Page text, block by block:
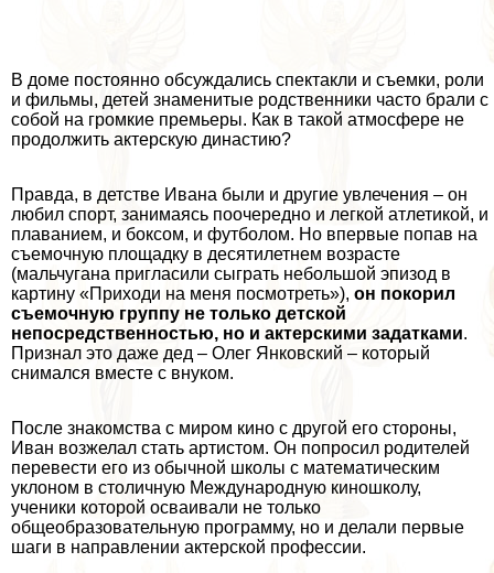
В доме постоянно обсуждались спектакли и съемки, роли
и фильмы, детей знаменитые родственники часто брали с
собой на громкие премьеры. Как в такой атмосфере не
продолжить актерскую династию?
Правда, в детстве Ивана были и другие увлечения – он
любил спорт, занимаясь поочередно и легкой атлетикой, и
плаванием, и боксом, и футболом. Но впервые попав на
съемочную площадку в десятилетнем возрасте
(мальчугана пригласили сыграть небольшой эпизод в
картину «Приходи на меня посмотреть»), он покорил
съемочную группу не только детской
непосредственностью, но и актерскими задатками.
Признал это даже дед – Олег Янковский – который
снимался вместе с внуком.
После знакомства с миром кино с другой его стороны,
Иван возжелал стать артистом. Он попросил родителей
перевести его из обычной школы с математическим
уклоном в столичную Международную киношколу,
ученики которой осваивали не только
общеобразовательную программу, но и делали первые
шаги в направлении актерской профессии.